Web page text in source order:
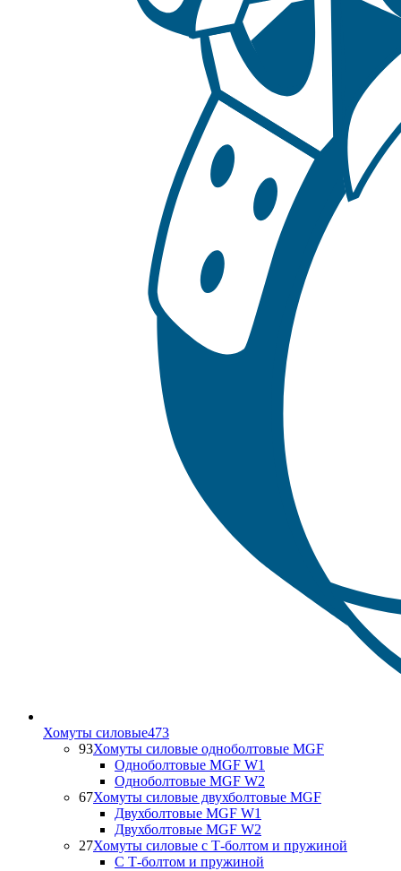
Хомуты силовые473
93Хомуты силовые одноболтовые MGF
Одноболтовые MGF W1
Одноболтовые MGF W2
67Хомуты силовые двухболтовые MGF
Двухболтовые MGF W1
Двухболтовые MGF W2
27Хомуты силовые с Т-болтом и пружиной
С Т-болтом и пружиной